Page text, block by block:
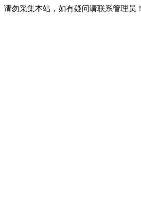
请勿采集本站，如有疑问请联系管理员！